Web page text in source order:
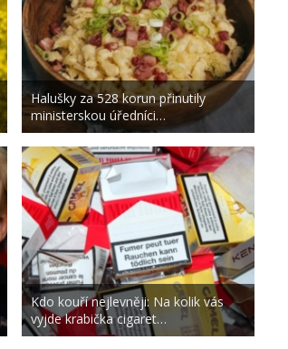
Halušky za 528 korun přinutily
ministerskou úředníci…
Kdo kouří nejlevněji: Na kolik vás
vyjde krabička cigaret…